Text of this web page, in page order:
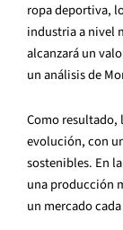
ropa deportiva,
industria a nivel
alcanzará un
un análisis de
Como
evolución, con
sostenibles. En
una producción
un mercado